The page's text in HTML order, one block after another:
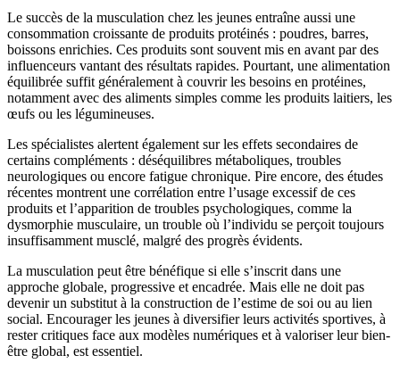
Le succès de la musculation chez les jeunes entraîne aussi une
consommation croissante de produits protéinés : poudres, barres,
boissons enrichies. Ces produits sont souvent mis en avant par des
influenceurs vantant des résultats rapides. Pourtant, une alimentation
équilibrée suffit généralement à couvrir les besoins en protéines,
notamment avec des aliments simples comme les produits laitiers, les
œufs ou les légumineuses.
Les spécialistes alertent également sur les effets secondaires de
certains compléments : déséquilibres métaboliques, troubles
neurologiques ou encore fatigue chronique. Pire encore, des études
récentes montrent une corrélation entre l’usage excessif de ces
produits et l’apparition de troubles psychologiques, comme la
dysmorphie musculaire, un trouble où l’individu se perçoit toujours
insuffisamment musclé, malgré des progrès évidents.
La musculation peut être bénéfique si elle s’inscrit dans une
approche globale, progressive et encadrée. Mais elle ne doit pas
devenir un substitut à la construction de l’estime de soi ou au lien
social. Encourager les jeunes à diversifier leurs activités sportives, à
rester critiques face aux modèles numériques et à valoriser leur bien-
être global, est essentiel.